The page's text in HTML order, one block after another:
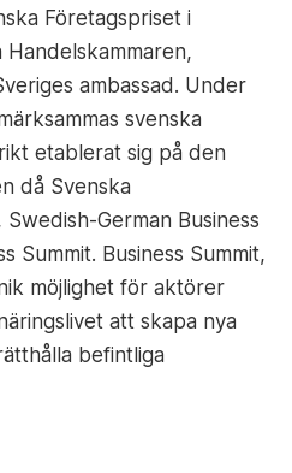
Företagspriset i
ambassad. Under
svenska
etablerat sig på den
då Svenska
German Business
Summit. Business Summit,
möjlighet för aktörer
att skapa nya
befintliga